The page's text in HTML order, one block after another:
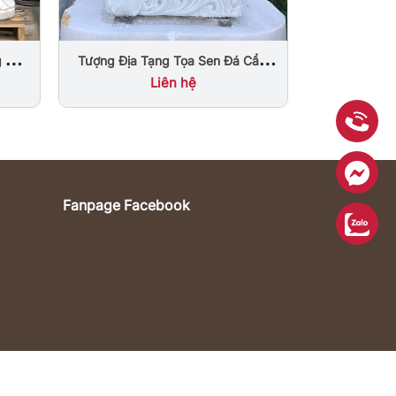
Tượng Địa Tạng Tọa Sen Đá Cẩm
Thạch Nguyên Khối
Liên hệ
Fanpage Facebook